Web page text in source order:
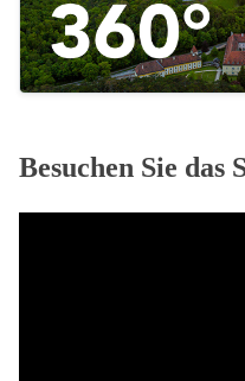
Besuchen Sie das